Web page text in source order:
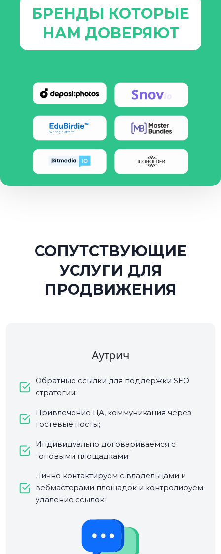
БРЕНДЫ КОТОРЫЕ
НАМ ДОВЕРЯЮТ
СОПУТСТВУЮЩИЕ
УСЛУГИ ДЛЯ
ПРОДВИЖЕНИЯ
Аутрич
Обратные ссылки для поддержки SEO
стратегии;
Привлечение ЦА, коммуникация через
гостевые посты;
Индивидуально договариваемся с
топовыми площадками;
Лично контактируем с владельцами и
вебмастерами площадок и контролируем
удаление ссылок;